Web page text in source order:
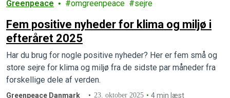
Greenpeace omgreenpeace sejre
Fem positive nyheder for klima og miljø i
efteråret 2025
Har du brug for nogle positive nyheder? Her er fem små og
store sejre for klima og miljø fra de sidste par måneder fra
forskellige dele af verden.
Greenpeace Danmark 23. oktober 2025 4 min læst